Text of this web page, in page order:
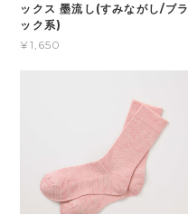
ックス 墨流し(すみながし/ブラ
ック系)
¥1,650